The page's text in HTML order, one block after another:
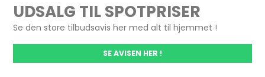
UDSALG TIL SPOTPRISER
Se den store tilbudsavis her med alt til hjemmet !
SE AVISEN HER !